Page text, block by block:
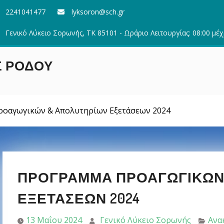
2241041477 lyksoron@sch.gr
Γενικό Λύκειο Σορωνής, ΤΚ 85101 - Ωράριο Λειτουργίας: 08:00
ΡΟΔΟΥ
& Απολυτηρίων Εξετάσεων 2024
ΠΡΌΓΡΑΜΜΑ
ΕΞΕΤΆΣΕΩΝ 2024
13 Μαΐου 2024 Γενικό Λύκειο Σορωνής